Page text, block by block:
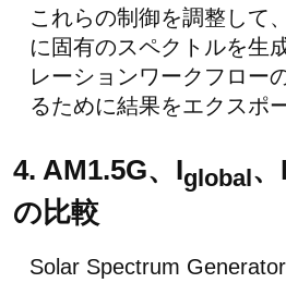
これらの制御を調整して
に固有のスペクトルを生
レーションワークフロー
るために結果をエクスポ
4. AM1.5G、Iglobal 、I
の比較
Solar Spectrum